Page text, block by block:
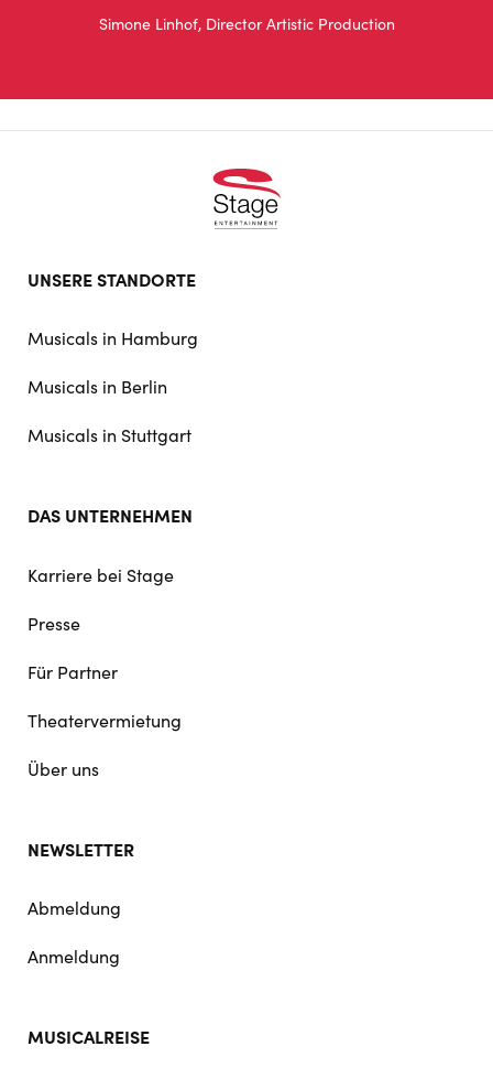
Simone Linhof, Director Artistic Production
doormat
UNSERE STANDORTE
Musicals in Hamburg
Musicals in Berlin
Musicals in Stuttgart
DAS UNTERNEHMEN
Karriere bei Stage
Presse
Für Partner
Theatervermietung
Über uns
NEWSLETTER
Abmeldung
Anmeldung
MUSICALREISE